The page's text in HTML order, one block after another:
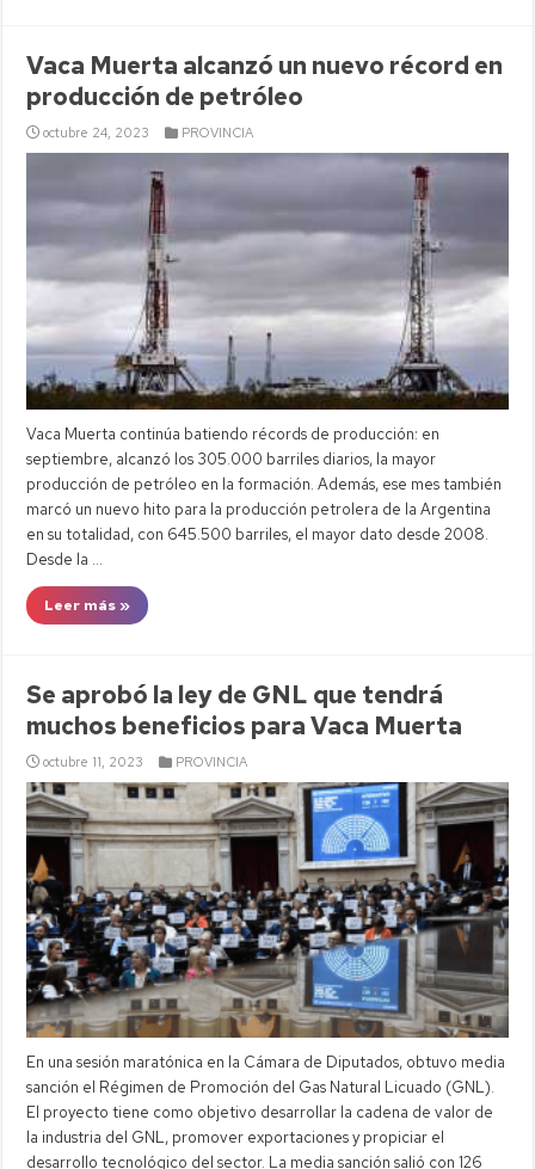
Vaca Muerta alcanzó un nuevo récord en
producción de petróleo
octubre 24, 2023 PROVINCIA
Vaca Muerta continúa batiendo récords de producción: en
septiembre, alcanzó los 305.000 barriles diarios, la mayor
producción de petróleo en la formación. Además, ese mes también
marcó un nuevo hito para la producción petrolera de la Argentina
en su totalidad, con 645.500 barriles, el mayor dato desde 2008.
Desde la …
Leer más »
Se aprobó la ley de GNL que tendrá
muchos beneficios para Vaca Muerta
octubre 11, 2023 PROVINCIA
En una sesión maratónica en la Cámara de Diputados, obtuvo media
sanción el Régimen de Promoción del Gas Natural Licuado (GNL).
El proyecto tiene como objetivo desarrollar la cadena de valor de
la industria del GNL, promover exportaciones y propiciar el
desarrollo tecnológico del sector. La media sanción salió con 126